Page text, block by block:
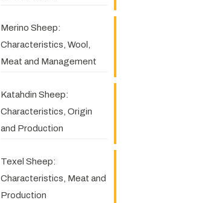
Merino Sheep:
Characteristics, Wool,
Meat and Management
Katahdin Sheep:
Characteristics, Origin
and Production
Texel Sheep:
Characteristics, Meat and
Production